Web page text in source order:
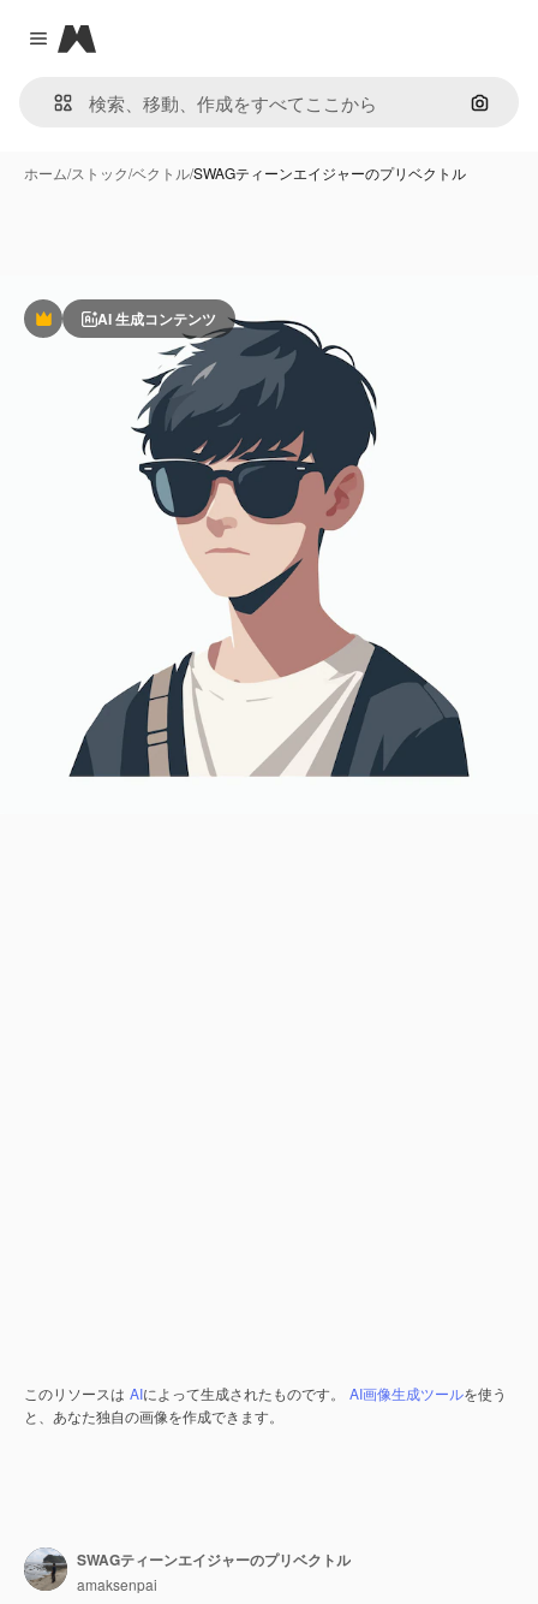
Close menu
Magnific
画像で
ホーム/ストック/ベクトル/SWAGティーンエイジャーのプリベクトル
PremiumAI 生成コンテンツ
このリソースは AIによって生成されたものです。 AI画像生成ツールを使う
と、あなた独自の画像を作成できます。
SWAGティーンエイジャーのプリベクトル
amaksenpai